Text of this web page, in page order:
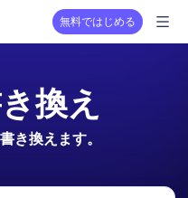
無料ではじめる
換え
き換えます。